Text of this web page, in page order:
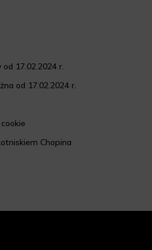
17.02.2024 r.
od 17.02.2024 r.
Chopina